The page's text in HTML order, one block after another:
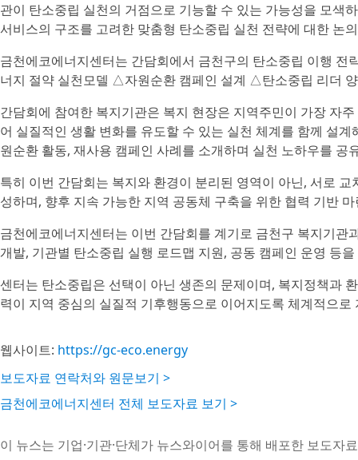
관이 탄소중립 실천의 거점으로 기능할 수 있는 가능성을 모색
서비스의 구조를 고려한 맞춤형 탄소중립 실천 전략에 대한 논
금천에코에너지센터는 간담회에서 금천구의 탄소중립 이행
너지 절약 실천모델 △자원순환 캠페인 설계 △탄소중립 리더
간담회에 참여한 복지기관은 복지 현장은 지역주민이 가장 자
어 실질적인 생활 변화를 유도할 수 있는 실천 체계를 함께 설
원순환 활동, 재사용 캠페인 사례를 소개하며 실천 노하우를 공
특히 이번 간담회는 복지와 환경이 분리된 영역이 아닌, 서로
성하며, 향후 지속 가능한 지역 공동체 구축을 위한 협력 기반
금천에코에너지센터는 이번 간담회를 계기로 금천구 복지기
개발, 기관별 탄소중립 실행 로드맵 지원, 공동 캠페인 운영 등
센터는 탄소중립은 선택이 아닌 생존의 문제이며, 복지정책과
력이 지역 중심의 실질적 기후행동으로 이어지도록 체계적으로
웹사이트: https://gc-eco.energy
보도자료 연락처와 원문보기 >
금천에코에너지센터 전체 보도자료 보기 >
이 뉴스는 기업·기관·단체가 뉴스와이어를 통해 배포한 보도자